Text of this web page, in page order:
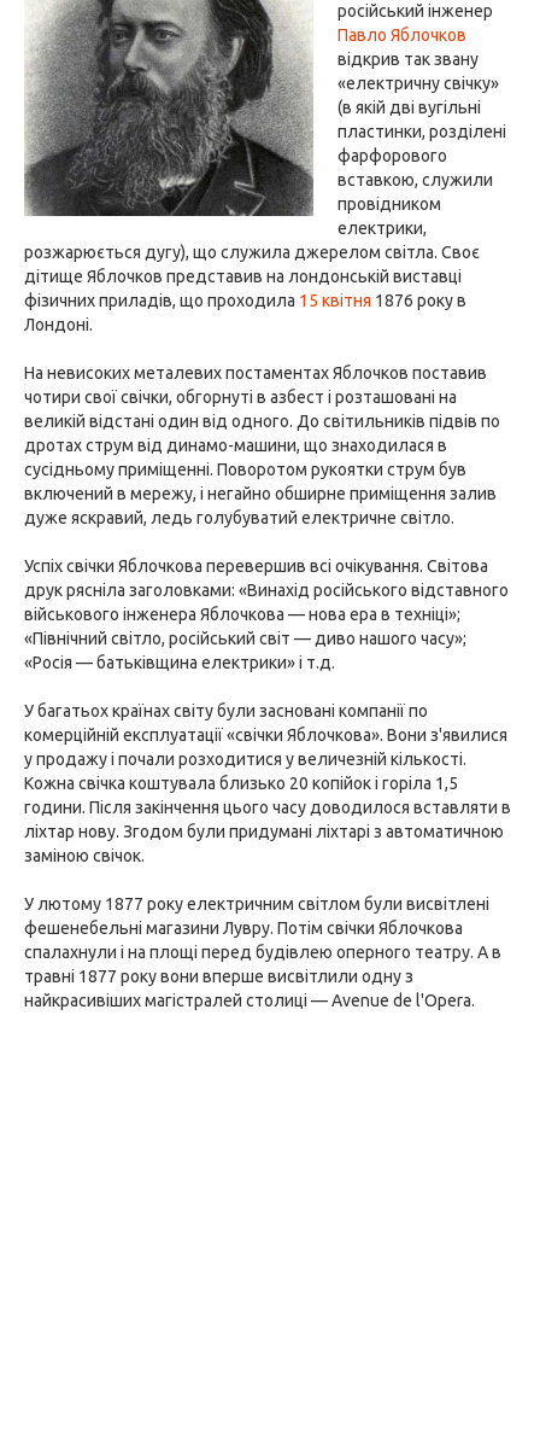
російський інженер
Павло Яблочков
відкрив так звану
«електричну свічку»
(в якій дві вугільні
пластинки, розділені
фарфорового
вставкою, служили
провідником
електрики,
розжарюється дугу), що служила джерелом світла. Своє
дітище Яблочков представив на лондонській виставці
фізичних приладів, що проходила 15 квітня 1876 року в
Лондоні.
На невисоких металевих постаментах Яблочков поставив
чотири свої свічки, обгорнуті в азбест і розташовані на
великій відстані один від одного. До світильників підвів по
дротах струм від динамо-машини, що знаходилася в
сусідньому приміщенні. Поворотом рукоятки струм був
включений в мережу, і негайно обширне приміщення залив
дуже яскравий, ледь голубуватий електричне світло.
Успіх свічки Яблочкова перевершив всі очікування. Світова
друк рясніла заголовками: «Винахід російського відставного
військового інженера Яблочкова — нова ера в техніці»;
«Північний світло, російський світ — диво нашого часу»;
«Росія — батьківщина електрики» і т.д.
У багатьох країнах світу були засновані компанії по
комерційній експлуатації «свічки Яблочкова». Вони з'явилися
у продажу і почали розходитися у величезній кількості.
Кожна свічка коштувала близько 20 копійок і горіла 1,5
години. Після закінчення цього часу доводилося вставляти в
ліхтар нову. Згодом були придумані ліхтарі з автоматичною
заміною свічок.
У лютому 1877 року електричним світлом були висвітлені
фешенебельні магазини Лувру. Потім свічки Яблочкова
спалахнули і на площі перед будівлею оперного театру. А в
травні 1877 року вони вперше висвітлили одну з
найкрасивіших магістралей столиці — Avenue de l'Opera.